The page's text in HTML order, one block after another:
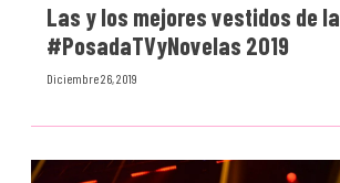
Las y los mejores vestidos de la
#PosadaTVyNovelas 2019
Diciembre 26, 2019